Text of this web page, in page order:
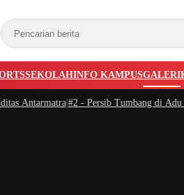
SEKOLAHINFO KAMPUSGALERI
|#2 -Persib Tumbang di Adu